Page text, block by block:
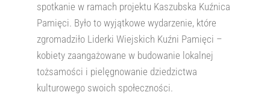
spotkanie w ramach projektu Kaszubska Kuźnica
Pamięci. Było to wyjątkowe wydarzenie, które
zgromadziło Liderki Wiejskich Kuźni Pamięci –
kobiety zaangażowane w budowanie lokalnej
tożsamości i pielęgnowanie dziedzictwa
kulturowego swoich społeczności.